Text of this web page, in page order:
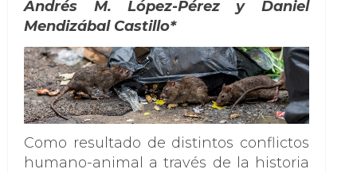
Andrés M. López-Pérez y Daniel
Mendizábal Castillo*
Como resultado de distintos conflictos
humano-animal a través de la historia